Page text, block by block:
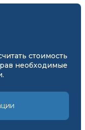
стоимость
необходимые